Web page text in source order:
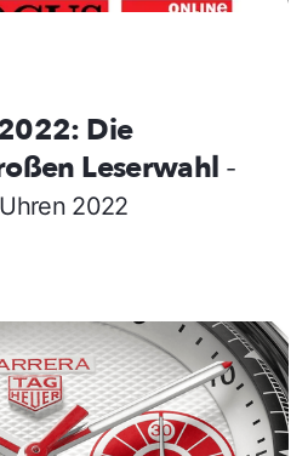
Die
Leserwahl -
2022